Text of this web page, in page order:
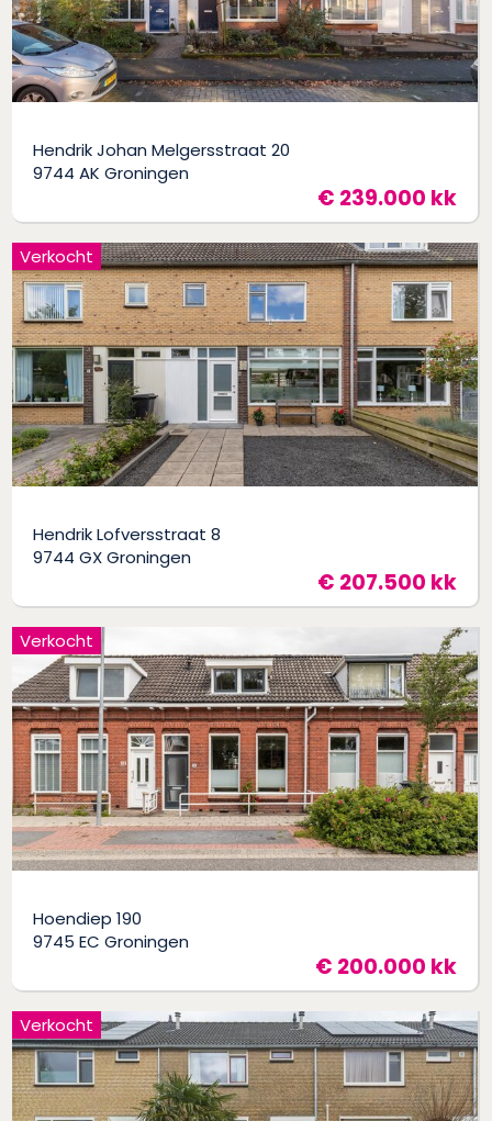
Hendrik Johan Melgersstraat 20
9744 AK Groningen
€ 239.000 kk
Hendrik Lofversstraat 8
9744 GX Groningen
€ 207.500 kk
Verkocht
Hoendiep 190
9745 EC Groningen
€ 200.000 kk
Verkocht
Verkocht